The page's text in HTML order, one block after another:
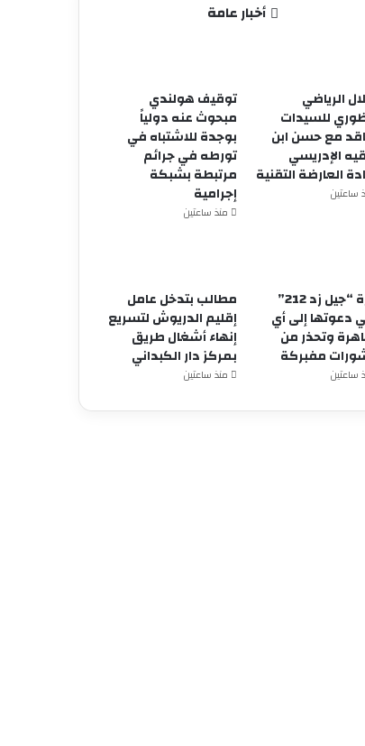
أخبار عامة
الرياضي
للسيدات
مع حسن ابن
الإدريسي
العارضة التقنية
ساعتين
توقيف هولندي
مبحوث عنه دولياً
بوجدة للاشتباه في
تورطه في جرائم
مرتبطة بشبكة
إجرامية
منذ ساعتين
إدارة “جيل زد 212”
دعوتها إلى أي
وتحذر من
مفبركة
ساعتين
مطالب بتدخل عامل
إقليم الدريوش لتسريع
إنهاء أشغال طريق
بمركز دار الكبداني
منذ ساعتين